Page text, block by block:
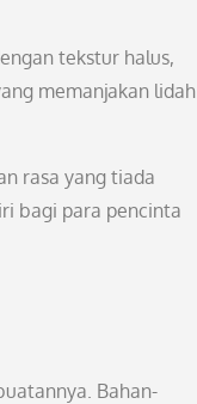
tekstur halus,
memanjakan lidah
rasa yang tiada
bagi para pencinta
Bahan-